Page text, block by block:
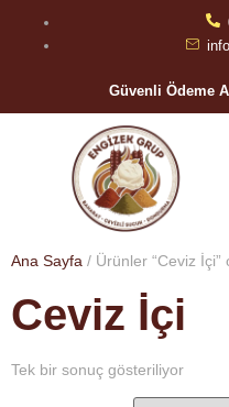
Güvenli Ödeme
Ana Sayfa / Ürünler “Ceviz
Ceviz İçi
Tek bir sonuç gösteriliyor